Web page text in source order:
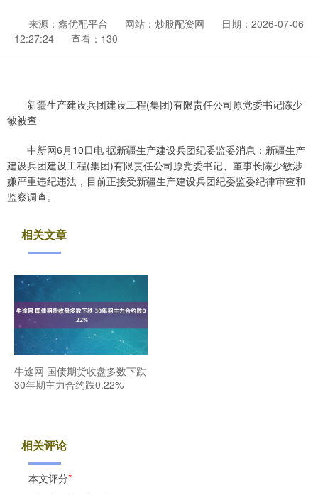
来源：鑫优配平台 网站：炒股配资网
日期：2026-07-06
12:27:24
查看：130
新疆生产建设兵团建设工程(集团)有限责任公司原党委书记陈少
敏被查
中新网6月10日电 据新疆生产建设兵团纪委监委消息：新疆生产
建设兵团建设工程(集团)有限责任公司原党委书记、董事长陈少敏涉
嫌严重违纪违法，目前正接受新疆生产建设兵团纪委监委纪律审查和
监察调查。
相关文章
牛途网 国债期货收盘多数下跌
30年期主力合约跌0.22%
相关评论
本文评分*